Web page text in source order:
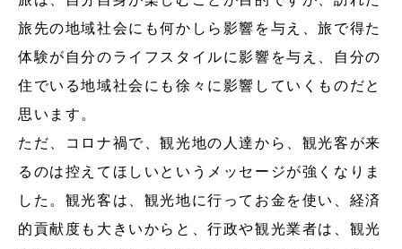
旅先の地域社会にも何かしら影響を与え、旅で得た
体験が自分のライフスタイルに影響を与え、自分の
住でいる地域社会にも徐々に影響していくものだと
思います。
ただ、コロナ禍で、観光地の人達から、観光客が来
るのは控えてほしいというメッセージが強くなりま
した。観光客は、観光地に行ってお金を使い、経済
的貢献度も大きいからと、行政や観光業者は、観光